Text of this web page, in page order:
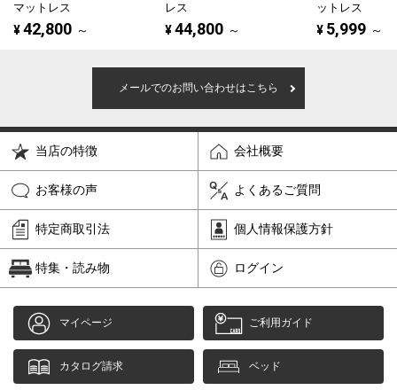
マットレス
¥42,800 ～
レス
¥44,800 ～
ットレス
¥ 5,999 ～
メールでのお問い合わせはこちら
当店の特徴 会社概要
お客様の声 よくあるご質問
特定商取引法 個人情報保護方針
特集・読み物 ログイン
マイページ ご利用ガイド
カタログ請求 ベッド